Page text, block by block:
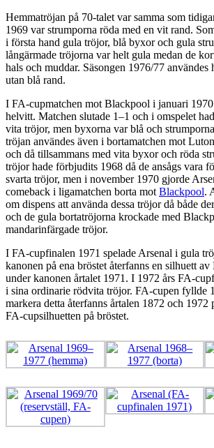
Hemmatröjan på 70-talet var samma som
1969 var strumporna röda med en vit rand.
i första hand gula tröjor, blå byxor och gula
långärmade tröjorna var helt gula medan de
hals och muddar. Säsongen 1976/77 användes
utan blå rand.
I FA-cupmatchen mot Blackpool i januari
helvitt. Matchen slutade 1–1 och i omspelet
vita tröjor, men byxorna var blå och
tröjan användes även i bortamatchen mot
och då tillsammans med vita byxor och röda
tröjor hade förbjudits 1968 då de ansågs vara
svarta tröjor, men i november 1970 gjorde
comeback i ligamatchen borta mot Blackpool.
om dispens att använda dessa tröjor då både
och de gula bortatröjorna krockade med
mandarinfärgade tröjor.
I FA-cupfinalen 1971 spelade Arsenal i gula
kanonen på ena bröstet återfanns en silhuett
under kanonen årtalet 1971. I 1972 års FA-
i sina ordinarie rödvita tröjor. FA-cupen fyllde
markera detta återfanns årtalen 1872 och 1972
FA-cupsilhuetten på bröstet.